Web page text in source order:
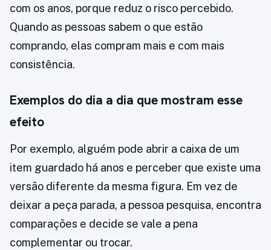
com os anos, porque reduz o risco percebido.
Quando as pessoas sabem o que estão
comprando, elas compram mais e com mais
consistência.
Exemplos do dia a dia que mostram esse
efeito
Por exemplo, alguém pode abrir a caixa de um
item guardado há anos e perceber que existe uma
versão diferente da mesma figura. Em vez de
deixar a peça parada, a pessoa pesquisa, encontra
comparações e decide se vale a pena
complementar ou trocar.